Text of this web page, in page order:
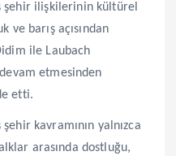
şehir ilişkilerinin kültürel
ve barış açısından
ile Laubach
etmesinden
etti.
kavramının yalnızca
arasında dostluğu,